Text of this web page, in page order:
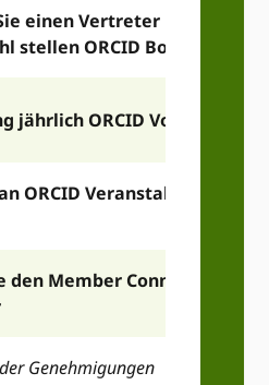
einen Vertreter
stellen ORCID Board
jährlich ORCID
ORCID Veranstaltungen
den Member Connect-
Genehmigungen